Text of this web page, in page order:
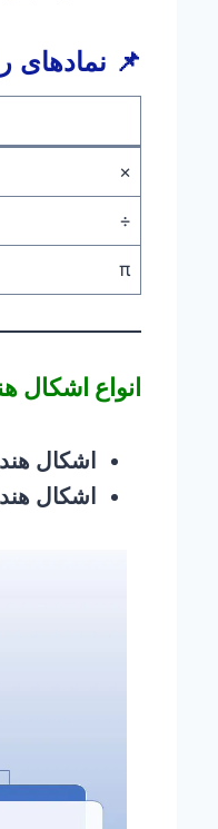
📌 نمادهای
×
÷
π
انواع اشکال
اشکال
اشکال